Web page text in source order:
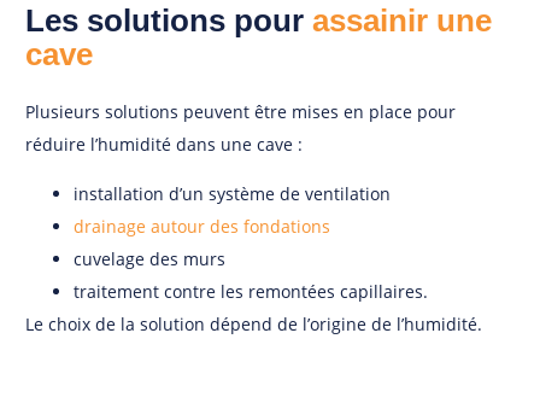
Les solutions pour assainir une
cave
Plusieurs solutions peuvent être mises en place pour
réduire l’humidité dans une cave :
installation d’un système de ventilation
drainage autour des fondations
cuvelage des murs
traitement contre les remontées capillaires.
Le choix de la solution dépend de l’origine de l’humidité.